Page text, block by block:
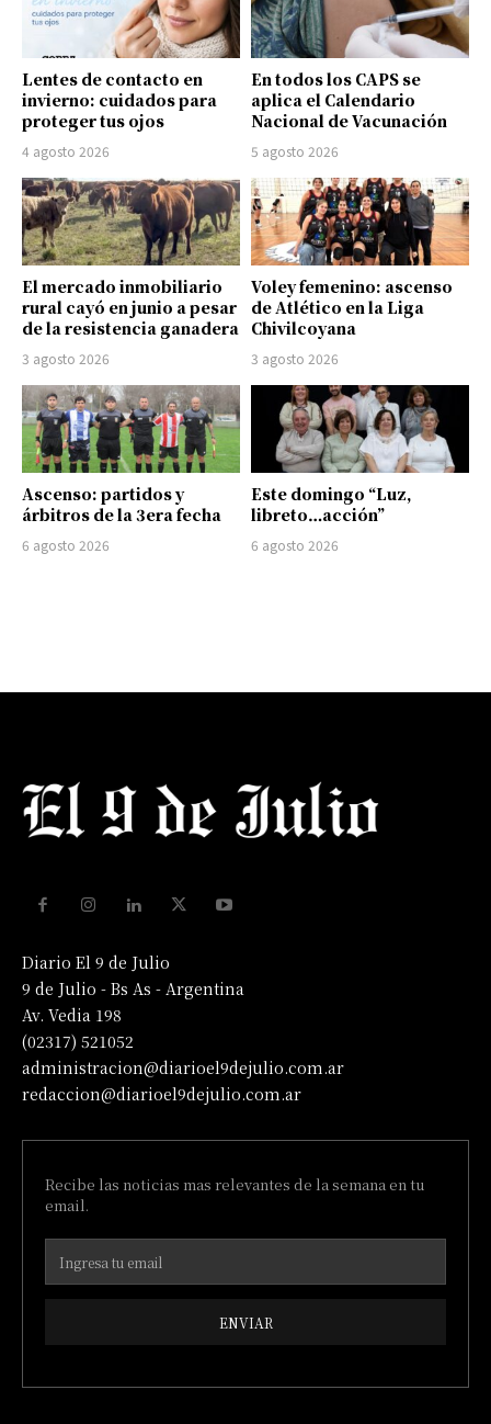
Lentes de contacto en
invierno: cuidados para
proteger tus ojos
4 agosto 2026
En todos los CAPS se
aplica el Calendario
Nacional de Vacunación
5 agosto 2026
El mercado inmobiliario
rural cayó en junio a pesar
de la resistencia ganadera
3 agosto 2026
Voley femenino: ascenso
de Atlético en la Liga
Chivilcoyana
3 agosto 2026
Ascenso: partidos y
árbitros de la 3era fecha
6 agosto 2026
Este domingo “Luz,
libreto…acción”
6 agosto 2026
Diario El 9 de Julio
9 de Julio - Bs As - Argentina
Av. Vedia 198
(02317) 521052
administracion@diarioel9dejulio.com.ar
redaccion@diarioel9dejulio.com.ar
Recibe las noticias mas relevantes de la semana en tu
email.
ENVIAR